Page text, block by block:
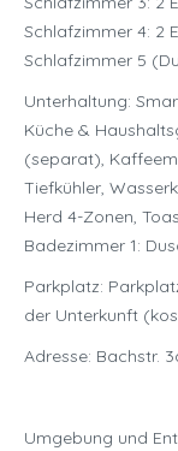
Schlafzimmer 4: 2
Schlafzimmer 5
Unterhaltung:
Küche &
(separat),
Tiefkühler,
Herd 4-Zonen,
Badezimmer 1:
Parkplatz:
der Unterkunft
Adresse: Bachstr.
Umgebung und